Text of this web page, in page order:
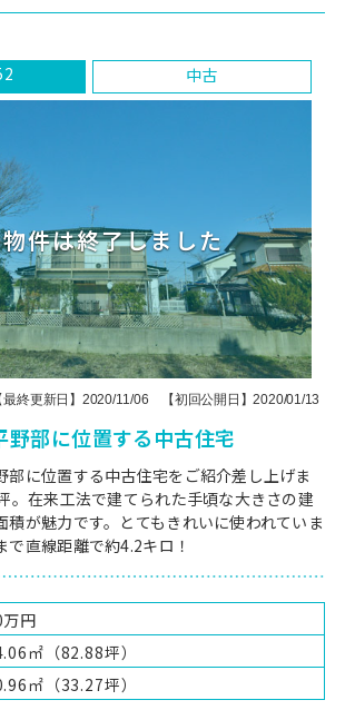
中古
最終更新日】2020/11/06 【初回公開日】2020/01/13
野部に位置する中古住宅
に位置する中古住宅をご紹介差し上げま
。在来工法で建てられた手頃な大きさの建
積が魅力です。とてもきれいに使われていま
直線距離で約4.2キロ！
円
㎡（82.88坪）
㎡（33.27坪）